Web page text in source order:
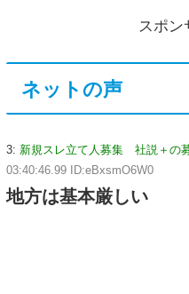
スポン
ネットの声
3: 新規スレ立て人募集 社説＋の
03:40:46.99 ID:eBxsmO6W0
地方は基本厳しい